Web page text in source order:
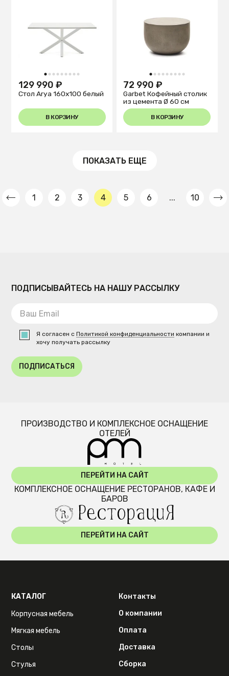
1 2 3 4 5 6 7 8 9
129 990 ₽
Стол Arya 160х100 белый
В КОРЗИНУ
1 2 3 4 5 6 7 8 9
72 990 ₽
Garbet Кофейный столик
из цемента Ø 60 см
В КОРЗИНУ
ПОКАЗАТЬ ЕЩЕ
1 2 3 4 5 6 ... 10
ПОДПИСЫВАЙТЕСЬ НА НАШУ РАССЫЛКУ
Я согласен сПолитикой конфиденциальности компании и
хочу получать рассылку
ПОДПИСАТЬСЯ
ПРОИЗВОДСТВО И КОМПЛЕКСНОЕ ОСНАЩЕНИЕ
ОТЕЛЕЙ
ПЕРЕЙТИ НА САЙТ
КОМПЛЕКСНОЕ ОСНАЩЕНИЕ РЕСТОРАНОВ, КАФЕ И
БАРОВ
ПЕРЕЙТИ НА САЙТ
КАТАЛОГ
Корпусная мебель
Мягкая мебель
Столы
Стулья
Контакты
О компании
Оплата
Доставка
Сборка